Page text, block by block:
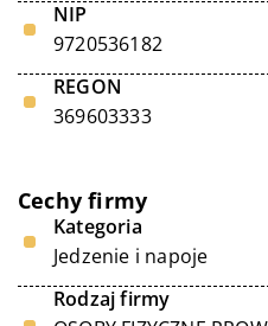
NIP
9720536182
REGON
369603333
Cechy firmy
Kategoria
Jedzenie i napoje
Rodzaj firmy